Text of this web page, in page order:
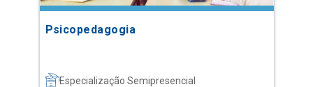
Psicopedagogia
Especialização Semipresencial